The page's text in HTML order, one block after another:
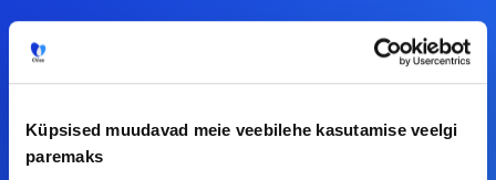
Küpsised muudavad meie veebilehe kasutamise veelgi
paremaks
Tööelublogi.ee lehelt leiad kõik vajaliku, et olla
kursis tööturu uudistega. Kui sul on
teha koostööd, siis võta meiega julgelt ühendust.